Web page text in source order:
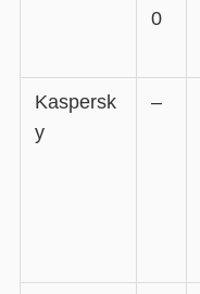
0
Kaspersk
y
–